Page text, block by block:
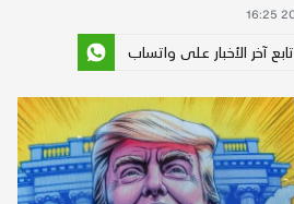
تابع آخر الأخبار على واتساب